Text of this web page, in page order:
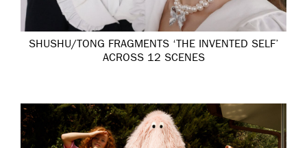
SHUSHU/TONG FRAGMENTS ‘THE INVENTED SELF’
ACROSS 12 SCENES